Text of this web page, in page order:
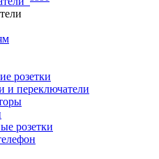
розетки
и переключатели
розетки